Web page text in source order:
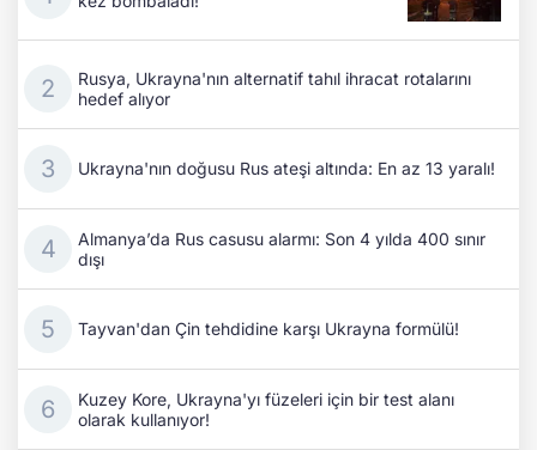
Rusya, Ukrayna'nın alternatif tahıl ihracat rotalarını
hedef alıyor
Ukrayna'nın doğusu Rus ateşi altında: En az 13 yaralı!
Almanya’da Rus casusu alarmı: Son 4 yılda 400 sınır
dışı
Tayvan'dan Çin tehdidine karşı Ukrayna formülü!
Kuzey Kore, Ukrayna'yı füzeleri için bir test alanı
olarak kullanıyor!